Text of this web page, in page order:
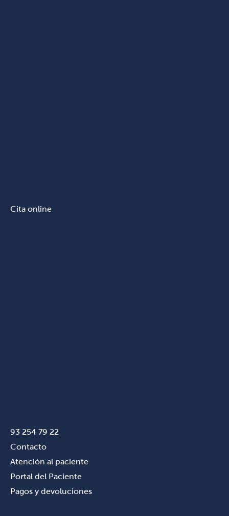
Cita online
93 254 79 22
Contacto
Atención al paciente
Portal del Paciente
Pagos y devoluciones